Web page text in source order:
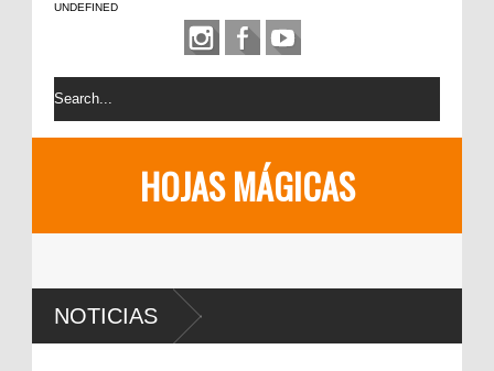
UNDEFINED
HOJAS MÁGICAS
NOTICIAS